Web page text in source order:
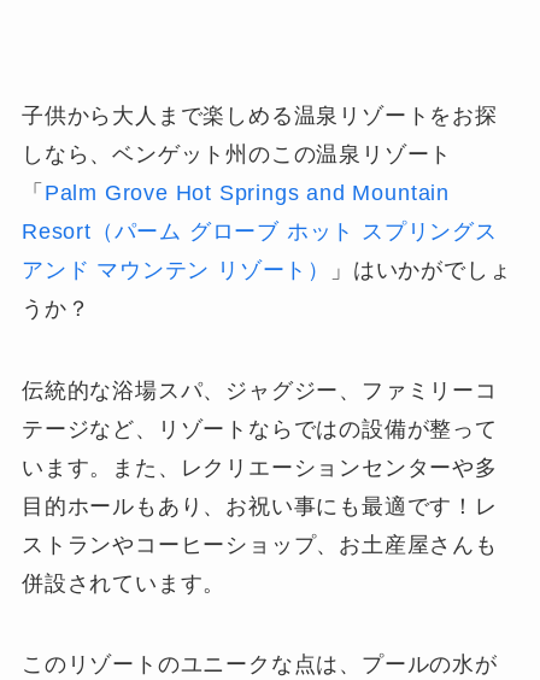
子供から大人まで楽しめる温泉リゾートをお探
しなら、ベンゲット州のこの温泉リゾート
「 Palm Grove Hot Springs and Mountain
Resort（パーム グローブ ホット スプリングス
アンド マウンテン リゾート）
」はいかがでしょ
うか？
伝統的な浴場スパ、ジャグジー、ファミリーコ
テージなど、リゾートならではの設備が整って
います。また、レクリエーションセンターや多
目的ホールもあり、お祝い事にも最適です！レ
ストランやコーヒーショップ、お土産屋さんも
併設されています。
このリゾートのユニークな点は、プールの水が